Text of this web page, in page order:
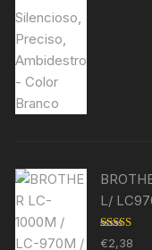
L/
Avaliação
€2,38